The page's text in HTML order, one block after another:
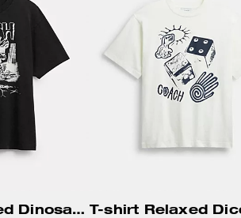
T-shirt Relaxed Dinosaur City In Cotone Organico